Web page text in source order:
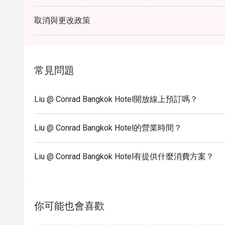
1,180++ on weekends and public holidays
* Last order for lunch is at 14:00 and for dinner is at
For dinner, we reopen at 18.00, welcoming you for
** Our menu and pricing are subject to change
provide you with innovative and exceptional
*** All prices listed are in Thai Baht and do not
stated in the special conditions.
FAQs
Q: What kind of cuisine does หลิว @ โรงแรมคอนร
offer?
A: Must-tries include the all-you-can-eat dim sum,
取消與更改政策
常見問題
Liu @ Conrad Bangkok Hotel開放線上預訂嗎？
Liu @ Conrad Bangkok Hotel的營業時間？
Liu @ Conrad Bangkok Hotel有提供什麼消費方案？
你可能也會喜歡